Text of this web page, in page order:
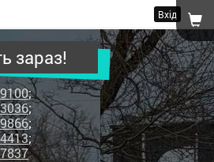
Вхід
зараз!
;
;
;
;